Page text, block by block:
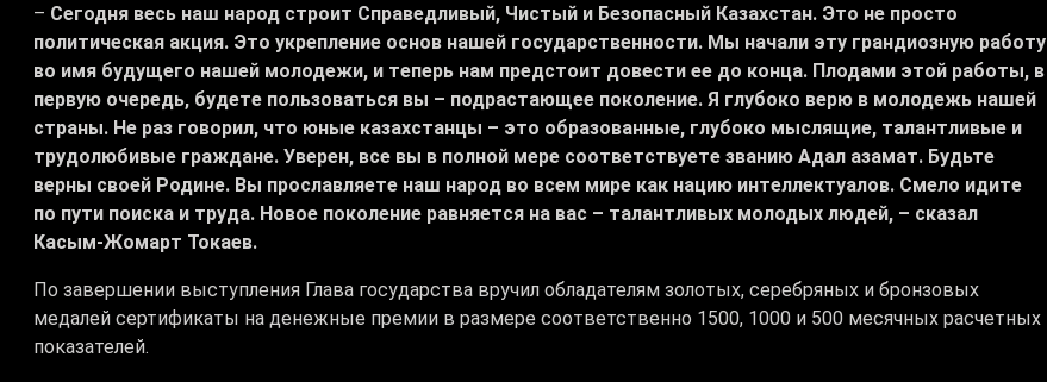
– Сегодня весь наш народ строит Справедливый, Чистый и Безопасный Казахстан. Это не просто
политическая акция. Это укрепление основ нашей государственности. Мы начали эту грандиозную работу
во имя будущего нашей молодежи, и теперь нам предстоит довести ее до конца. Плодами этой работы, в
первую очередь, будете пользоваться вы – подрастающее поколение. Я глубоко верю в молодежь нашей
страны. Не раз говорил, что юные казахстанцы – это образованные, глубоко мыслящие, талантливые и
трудолюбивые граждане. Уверен, все вы в полной мере соответствуете званию Адал азамат. Будьте
верны своей Родине. Вы прославляете наш народ во всем мире как нацию интеллектуалов. Смело идите
по пути поиска и труда. Новое поколение равняется на вас – талантливых молодых людей, – сказал
Касым-Жомарт Токаев.
По завершении выступления Глава государства вручил обладателям золотых, серебряных и бронзовых
медалей сертификаты на денежные премии в размере соответственно 1500, 1000 и 500 месячных расчетных
показателей.